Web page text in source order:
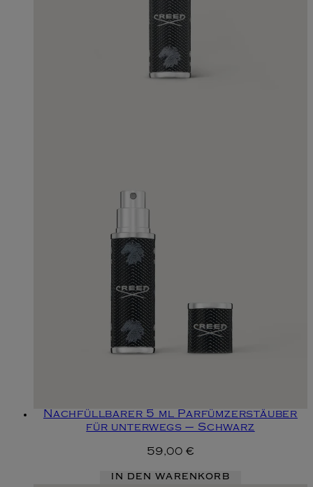
Nachfüllbarer 5 ml Parfümzerstäuber
für unterwegs – Schwarz
59,00 €
IN DEN WARENKORB